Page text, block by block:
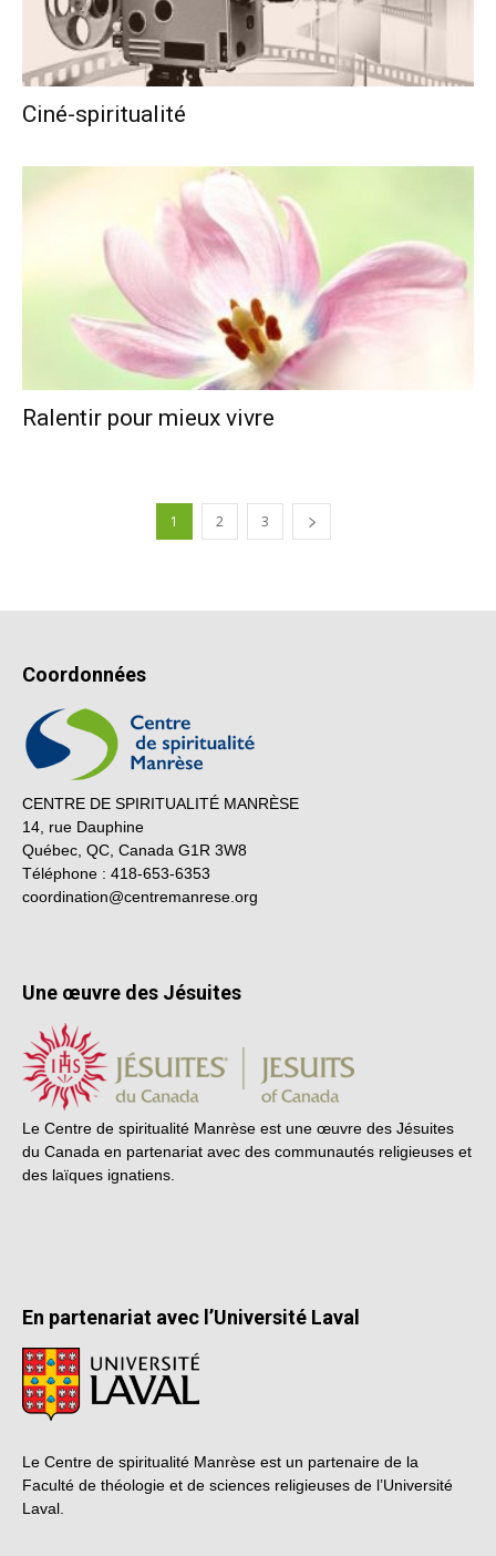
Ciné-spiritualité
Ralentir pour mieux vivre
1 2 3
Coordonnées
CENTRE DE SPIRITUALITÉ MANRÈSE
14, rue Dauphine
Québec, QC, Canada G1R 3W8
Téléphone : 418-653-6353
coordination@centremanrese.org
Une œuvre des Jésuites
Le Centre de spiritualité Manrèse est une œuvre des Jésuites
du Canada en partenariat avec des communautés religieuses et
des laïques ignatiens.
En partenariat avec l’Université Laval
Le Centre de spiritualité Manrèse est un partenaire de la
Faculté de théologie et de sciences religieuses de l’Université
Laval.